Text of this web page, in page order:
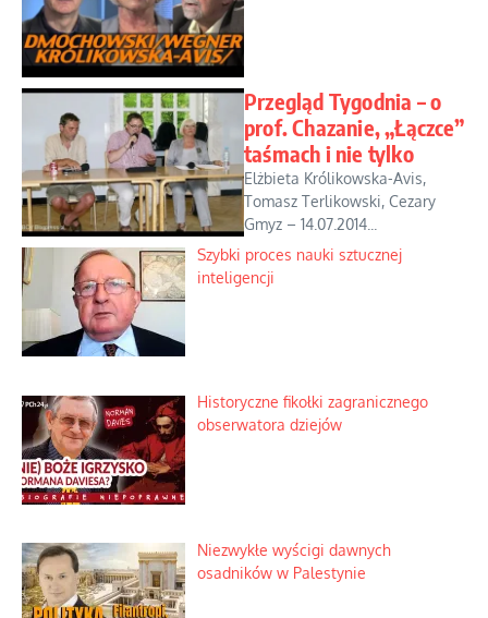
Przegląd Tygodnia – o
prof. Chazanie, „Łączce”
taśmach i nie tylko
Elżbieta Królikowska-Avis,
Tomasz Terlikowski, Cezary
Gmyz – 14.07.2014...